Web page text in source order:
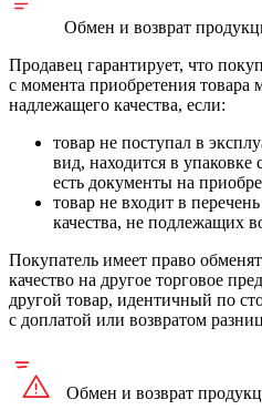
Обмен и возврат
Продавец гарантирует, что
с момента приобретения товара
надлежащего качества, если:
товар не поступал в
вид, находится в
есть документы на
товар не входит в
качества, не подлежащих
Покупатель имеет право
качество на другое торговое
другой товар, идентичный по
с доплатой или возвратом
Обмен и возврат